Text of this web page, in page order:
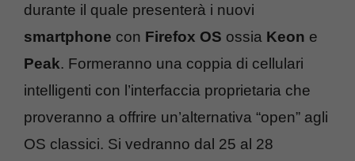
durante il quale presenterà i nuovi
smartphone con Firefox OS ossia Keon e
Peak. Formeranno una coppia di cellulari
intelligenti con l’interfaccia proprietaria che
proveranno a offrire un’alternativa “open” agli
OS classici. Si vedranno dal 25 al 28